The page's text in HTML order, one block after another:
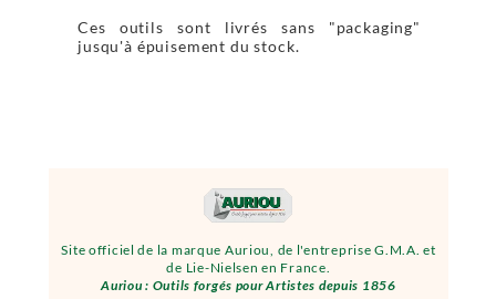
Site officiel de la marque Auriou, de l'entreprise G.M.A. et
de Lie-Nielsen en France.
Auriou : Outils forgés pour Artistes depuis 1856
Ces outils sont livrés sans "packaging"
jusqu'à épuisement du stock.